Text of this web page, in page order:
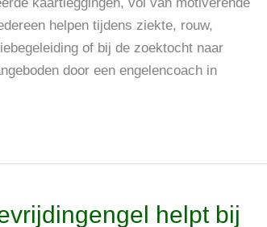
kaartleggingen, vol van motiverende
helpen tijdens ziekte, rouw,
of bij de zoektocht naar
door een engelencoach in
helpt bij